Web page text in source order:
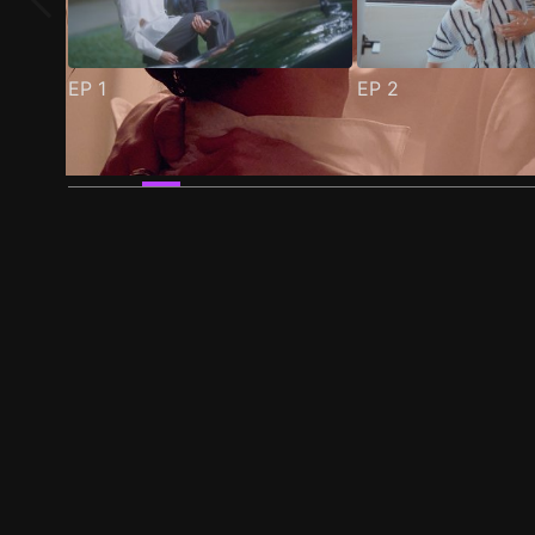
EP 1 EP 2
剧照 推荐影片 剧情介绍